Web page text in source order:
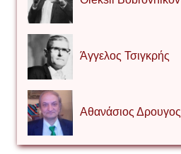
Άγγελος Τσιγκρής
Αθανάσιος Δρουγος